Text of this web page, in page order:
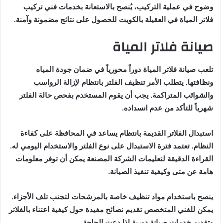
وضوح في عملية التركيب، يُنصح بالاستعانة بخدمات فني تركيب
فلاتر المياة في العقيلة بالكويت للحصول على نتائج مضمونة وآمنة.
صيانة فلاتر المياة
تلعب صيانة فلاتر المياة دوراً محورياً في ضمان جودة المياه
ونظافتها. يتطلب الأمر تنظيف الفلتر بانتظام لإزالة الرواسب
والشوائب المتراكمة. يجب أن يقوم المستخدم بفحص حالة الفلتر
شهرياً للتأكد من عدم انسداده.
استبدال الفلاتر القديمة بانتظام يساعد في المحافظة على كفاءة
النظام. تعتمد فترة الاستبدال على نوع الفلتر والاستخدام اليومي له.
القراءة الدقيقة لتعليمات الشركة المصنعة يمكن أن توفر معلومات
هامة عن متى وكيفية تنفيذ الصيانة.
ينصح باستخدام مواد تنظيف خاصة بالمرشحات لتجنب تلف الأجزاء.
يمكن للفني المتخصص تقديم نصائح مفيدة حول كيفية اعتناء بالفلاتر